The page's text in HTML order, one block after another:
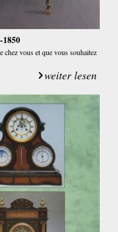
chez vous et que vous souhaitez
weiter lesen